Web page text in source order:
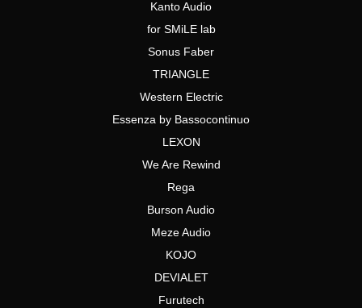
Kanto Audio
for SMiLE lab
Sonus Faber
TRIANGLE
Western Electric
Essenza by Bassocontinuo
LEXON
We Are Rewind
Rega
Burson Audio
Meze Audio
KOJO
DEVIALET
Furutech